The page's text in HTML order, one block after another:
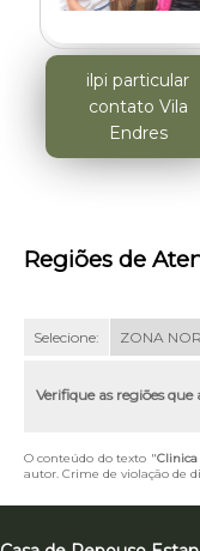
ilpi particular
contato Vila
Endres
Regiões de
Selecione: ZONA
Verifique as regiões que
O conteúdo do texto "
autor. Crime de violação de